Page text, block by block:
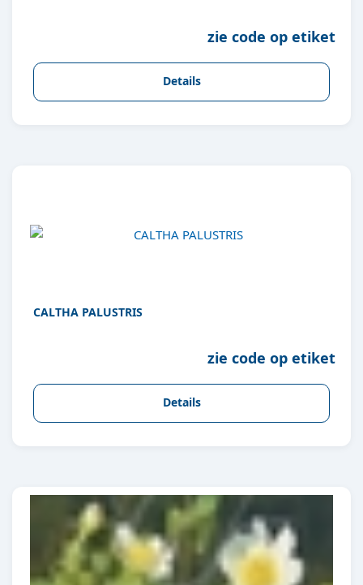
zie code op etiket
Details
CALTHA PALUSTRIS
zie code op etiket
Details